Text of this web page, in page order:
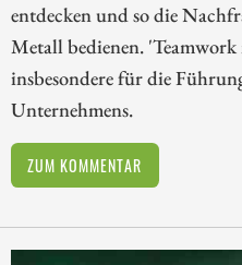
entdecken und so die
Metall bedienen.
insbesondere für die
Unternehmens.
ZUM KOMMENTAR